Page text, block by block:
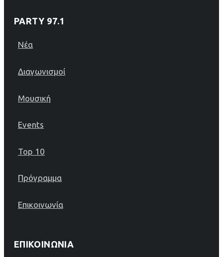
PARTY 97.1
Νέα
Διαγωνισμοί
Μουσική
Events
Top 10
Πρόγραμμα
Επικοινωνία
ΕΠΙΚΟΙΝΩΝΊΑ